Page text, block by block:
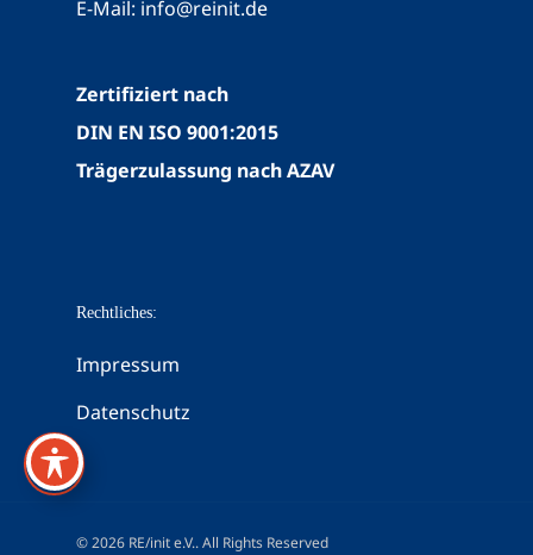
E-Mail: info@reinit.de
Zertifiziert nach
DIN EN ISO 9001:2015
Trägerzulassung nach AZAV
Rechtliches:
Impressum
Datenschutz
© 2026 RE/init e.V.. All Rights Reserved